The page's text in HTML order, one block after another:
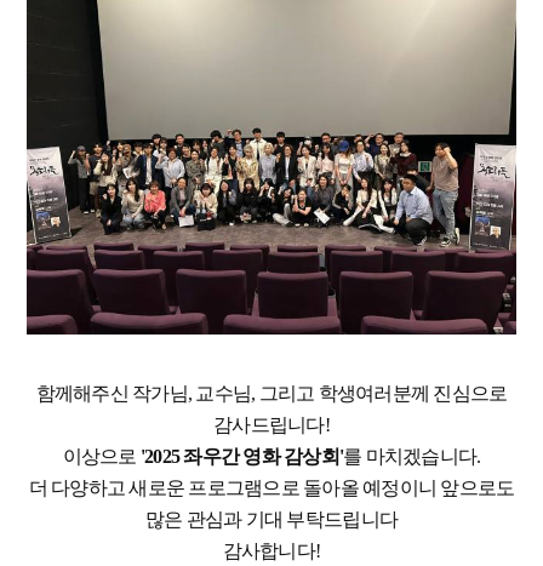
함께해주신 작가님, 교수님, 그리고 학생여러분께 진심으로
감사드립니다!
이상으로 '2025 좌우간 영화 감상회'를 마치겠습니다.
더 다양하고 새로운 프로그램으로 돌아올 예정이니 앞으로도
많은 관심과 기대 부탁드립니다
감사합니다!